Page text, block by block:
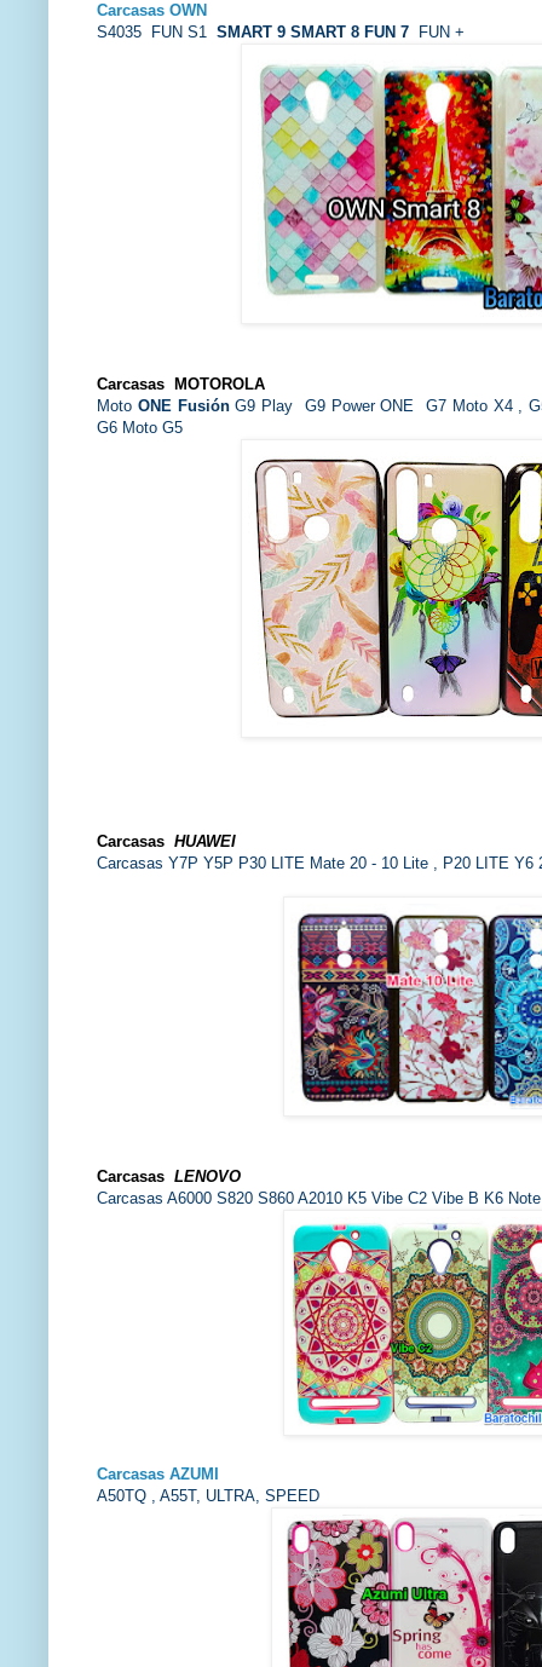
Carcasas OWN
S4035 FUN S1 SMART 9 SMART 8 FUN 7 FUN +
Carcasas
MOTOROLA
Moto ONE FusiónG9 Play G9 Power ONE G7 Moto X4 ,
G6 Moto G5
Carcasas HUAWEI
Carcasas Y7P Y5P P30 LITE Mate 20 - 10 Lite , P20 LITE
Carcasas LENOVO
Carcasas A6000 S820 S860 A2010 K5 Vibe C2 Vibe B K6 Note
Carcasas AZUMI
A50TQ , A55T, ULTRA, SPEED